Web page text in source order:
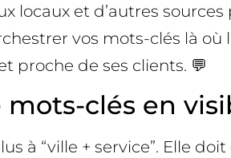
locaux et d’autres
vos mots-clés là
proche de ses clients. 💬
clés en
à “ville + service”. Elle